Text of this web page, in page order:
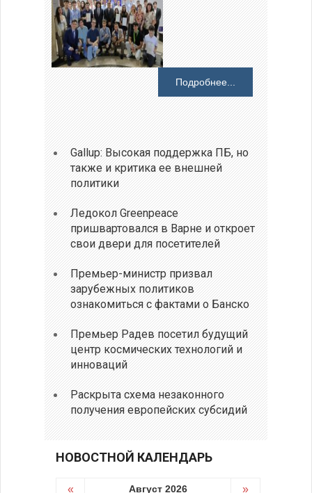
Подробнее...
Gallup: Высокая поддержка ПБ, но
также и критика ее внешней
политики
Ледокол Greenpeace
пришвартовался в Варне и откроет
свои двери для посетителей
Премьер-министр призвал
зарубежных политиков
ознакомиться с фактами о Банско
Премьер Радев посетил будущий
центр космических технологий и
инноваций
Раскрыта схема незаконного
получения европейских субсидий
НОВОСТНОЙ КАЛЕНДАРЬ
« Август 2026 »